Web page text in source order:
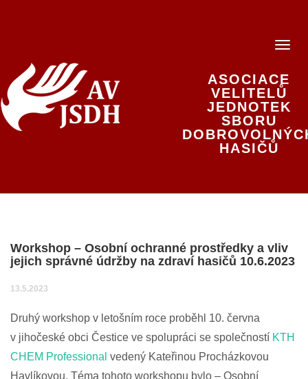
ASOCIACE
VELITELŮ
JEDNOTEK
SBORU
HASIČŮ
Workshop – Osobní ochranné prostředky a vliv
jejich správné údržby na zdraví hasičů 10.6.2023
13.5.2023
Druhý workshop v letošním roce proběhl 10. června
v jihočeské obci Čestice ve spolupráci se společností KTH
CHEM Professional vedený Kateřinou Procházkovou
Havlíkovou. Téma tohoto workshopu bylo – Osobní